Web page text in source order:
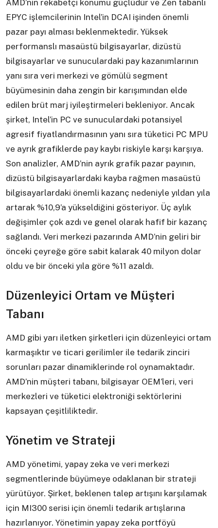
AMD’nin rekabetçi konumu güçlüdür ve Zen tabanlı
EPYC işlemcilerinin Intel’in DCAI işinden önemli
pazar payı alması beklenmektedir. Yüksek
performanslı masaüstü bilgisayarlar, dizüstü
bilgisayarlar ve sunuculardaki pay kazanımlarının
yanı sıra veri merkezi ve gömülü segment
büyümesinin daha zengin bir karışımından elde
edilen brüt marj iyileştirmeleri bekleniyor. Ancak
şirket, Intel’in PC ve sunuculardaki potansiyel
agresif fiyatlandırmasının yanı sıra tüketici PC MPU
ve ayrık grafiklerde pay kaybı riskiyle karşı karşıya.
Son analizler, AMD’nin ayrık grafik pazar payının,
dizüstü bilgisayarlardaki kayba rağmen masaüstü
bilgisayarlardaki önemli kazanç nedeniyle yıldan yıla
artarak %10,9’a yükseldiğini gösteriyor. Üç aylık
değişimler çok azdı ve genel olarak hafif bir kazanç
sağlandı. Veri merkezi pazarında AMD’nin geliri bir
önceki çeyreğe göre sabit kalarak 40 milyon dolar
oldu ve bir önceki yıla göre %11 azaldı.
Düzenleyici Ortam ve Müşteri
Tabanı
AMD gibi yarı iletken şirketleri için düzenleyici ortam
karmaşıktır ve ticari gerilimler ile tedarik zinciri
sorunları pazar dinamiklerinde rol oynamaktadır.
AMD’nin müşteri tabanı, bilgisayar OEM’leri, veri
merkezleri ve tüketici elektroniği sektörlerini
kapsayan çeşitliliktedir.
Yönetim ve Strateji
AMD yönetimi, yapay zeka ve veri merkezi
segmentlerinde büyümeye odaklanan bir strateji
yürütüyor. Şirket, beklenen talep artışını karşılamak
için MI300 serisi için önemli tedarik artışlarına
hazırlanıyor. Yönetimin yapay zeka portföyü